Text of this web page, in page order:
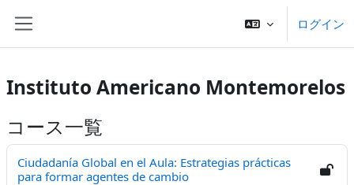
ログイン
Instituto Americano Montemorelos
コース一覧
Ciudadanía Global en el Aula: Estrategias prácticas
para formar agentes de cambio